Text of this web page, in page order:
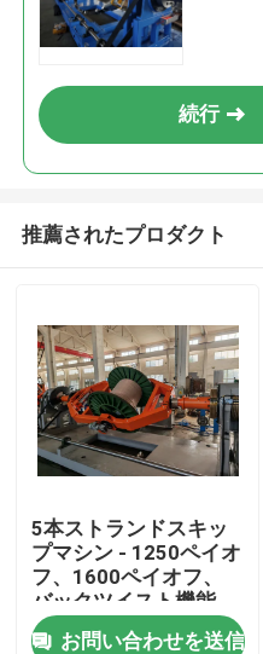
続行
推薦されたプロダクト
5本ストランドスキッ
プマシン - 1250ペイオ
フ、1600ペイオフ、
バックツイスト機能
お問い合わせを送信